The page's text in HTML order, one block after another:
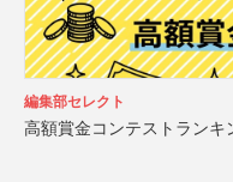
編集部セレクト
高額賞金コンテストランキ